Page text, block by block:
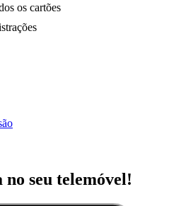
os cartões
seu telemóvel!